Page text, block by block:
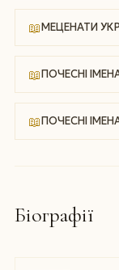
📖МЕЦЕНАТИ
📖ПОЧЕСНІ
📖ПОЧЕСНІ
Біографії